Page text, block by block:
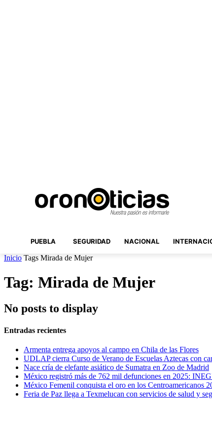
PUEBLA SEGURIDAD NACIONAL
Inicio Tags Mirada de Mujer
Tag: Mirada de Mujer
No posts to display
Entradas recientes
Armenta entrega apoyos al campo en Chila de las Flores
UDLAP cierra Curso de Verano de Escuelas Aztecas con
Nace cría de elefante asiático de Sumatra en Zoo de Madrid
México registró más de 762 mil defunciones en 2025:
México Femenil conquista el oro en los Centroamericanos
Feria de Paz llega a Texmelucan con servicios de salud y